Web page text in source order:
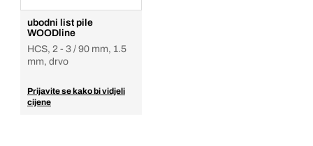
ubodni list pile
WOODline
HCS, 2 - 3 / 90 mm, 1.5
mm, drvo
Prijavite se kako bi vidjeli
cijene